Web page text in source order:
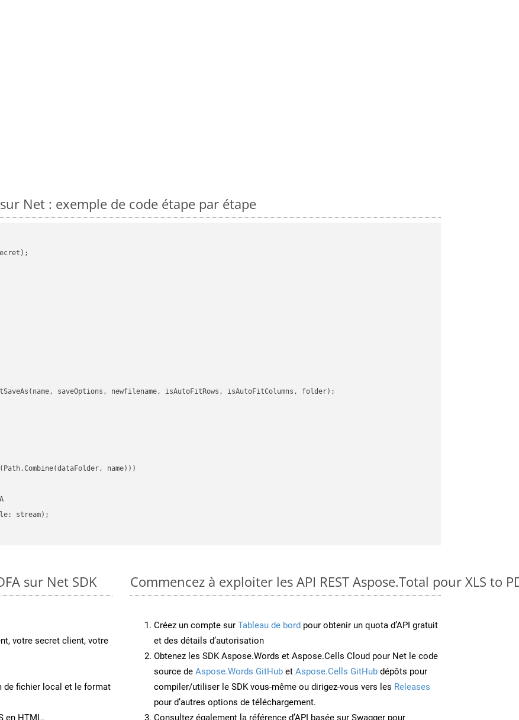
Net : exemple de code étape par étape
saveOptions, newfilename, isAutoFitRows, isAutoFitColumns, folder);
name)))
stream);
sur Net SDK
votre secret client, votre
de fichier local et le format
en HTML.
Commencez à exploiter les API REST Aspose.Total pour XLS to
Créez un compte sur Tableau de bord pour obtenir un quota d’API gratuit
et des détails d’autorisation
Obtenez les SDK Aspose.Words et Aspose.Cells Cloud pour Net le code
source de Aspose.Words GitHub et Aspose.Cells GitHub dépôts pour
compiler/utiliser le SDK vous-même ou dirigez-vous vers les Releases
pour d’autres options de téléchargement.
Consultez également la référence d’API basée sur Swagger pour